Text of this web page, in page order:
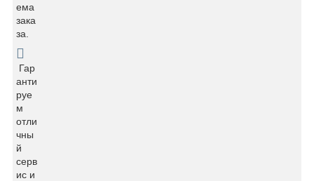
ема
зака
за.
Гар
анти
руе
м
отли
чны
й
серв
ис и